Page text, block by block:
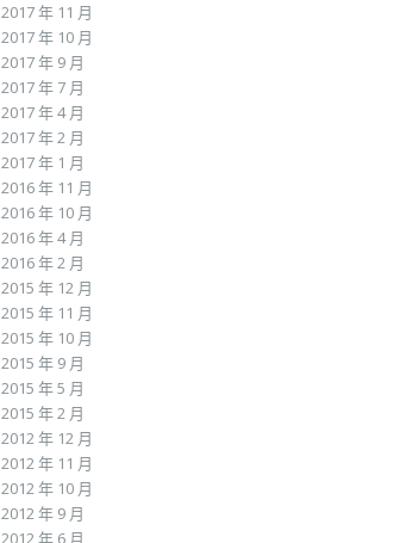
2017 年 11 月
2017 年 10 月
2017 年 9 月
2017 年 7 月
2017 年 4 月
2017 年 2 月
2017 年 1 月
2016 年 11 月
2016 年 10 月
2016 年 4 月
2016 年 2 月
2015 年 12 月
2015 年 11 月
2015 年 10 月
2015 年 9 月
2015 年 5 月
2015 年 2 月
2012 年 12 月
2012 年 11 月
2012 年 10 月
2012 年 9 月
2012 年 6 月